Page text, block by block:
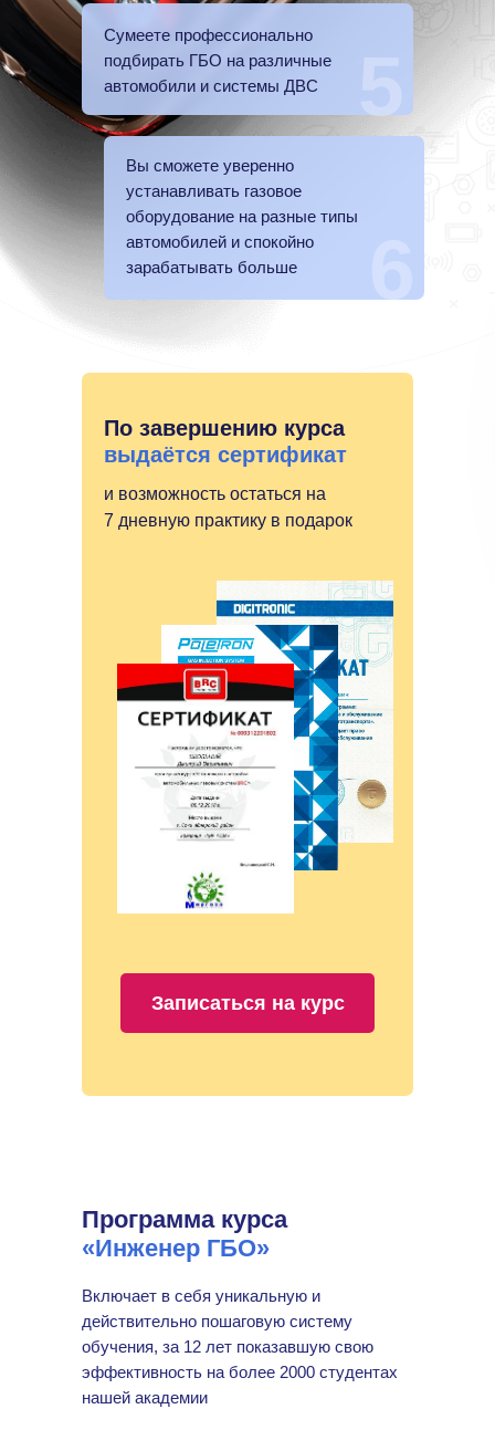
Сумеете профессионально
подбирать ГБО на различные
автомобили и системы ДВС
Вы сможете уверенно
устанавливать газовое
оборудование на разные типы
автомобилей и спокойно
зарабатывать больше
По завершению курса
выдаётся сертификат
и возможность остаться на
7 дневную практику в подарок
Записаться на курс
Программа курса
«Инженер ГБО»
Включает в себя уникальную и
действительно пошаговую систему
обучения, за 12 лет показавшую свою
эффективность на более 2000 студентах
нашей академии